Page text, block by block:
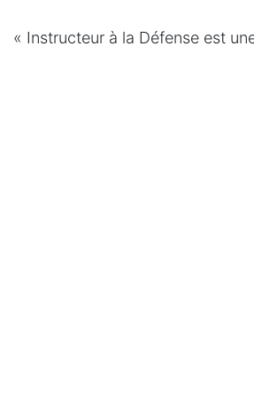
« Instructeur à la Défense est